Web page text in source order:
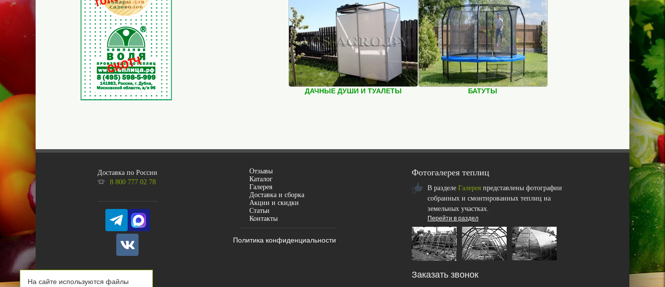
ДАЧНЫЕ ДУШИ И ТУАЛЕТЫ БАТУТЫ
Доставка по России
8 800 777 02 78
Отзывы
Каталог
Галерея
Доставка и сборка
Акции и скидки
Статьи
Контакты
Политика конфиденциальности
Фотогалерея теплиц
В разделе Галерея представлены фотографии
собранных и смонтированных теплиц на
земельных участках.
Перейти в раздел
Заказать звонок
На сайте используются файлы